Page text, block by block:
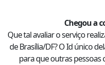
Chegou a
Que tal avaliar o serviço
deBrasília/DF? O Id único
para que outras pessoas